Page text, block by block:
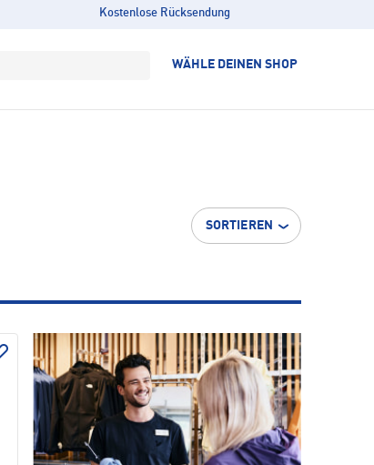
Kostenlose Rücksendung
WÄHLE DEINEN SHOP
SORTIEREN